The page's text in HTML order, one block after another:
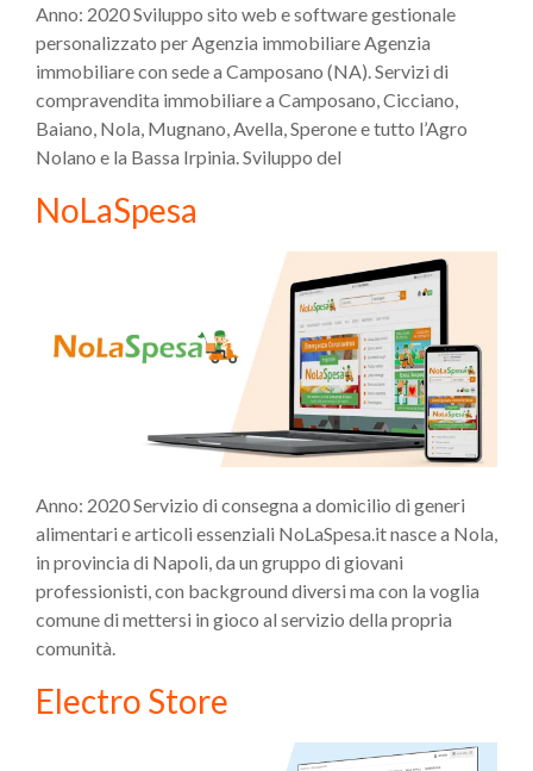
Anno: 2020 Sviluppo sito web e software gestionale
personalizzato per Agenzia immobiliare Agenzia
immobiliare con sede a Camposano (NA). Servizi di
compravendita immobiliare a Camposano, Cicciano,
Baiano, Nola, Mugnano, Avella, Sperone e tutto l’Agro
Nolano e la Bassa Irpinia. Sviluppo del
NoLaSpesa
Anno: 2020 Servizio di consegna a domicilio di generi
alimentari e articoli essenziali NoLaSpesa.it nasce a Nola,
in provincia di Napoli, da un gruppo di giovani
professionisti, con background diversi ma con la voglia
comune di mettersi in gioco al servizio della propria
comunità.
Electro Store